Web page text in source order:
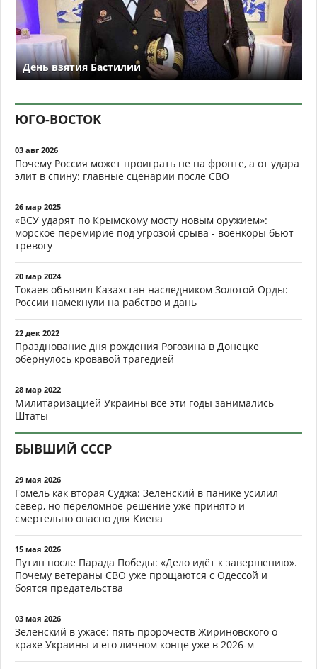
День взятия Бастилии
ЮГО-ВОСТОК
03 авг 2026
Почему Россия может проиграть не на фронте, а от удара
элит в спину: главные сценарии после СВО
26 мар 2025
«ВСУ ударят по Крымскому мосту новым оружием»:
морское перемирие под угрозой срыва - военкоры бьют
тревогу
20 мар 2024
Токаев объявил Казахстан наследником Золотой Орды:
России намекнули на рабство и дань
22 дек 2022
Празднование дня рождения Рогозина в Донецке
обернулось кровавой трагедией
28 мар 2022
Милитаризацией Украины все эти годы занимались
Штаты
БЫВШИЙ СССР
29 мая 2026
Гомель как вторая Суджа: Зеленский в панике усилил
север, но переломное решение уже принято и
смертельно опасно для Киева
15 мая 2026
Путин после Парада Победы: «Дело идёт к завершению».
Почему ветераны СВО уже прощаются с Одессой и
боятся предательства
03 мая 2026
Зеленский в ужасе: пять пророчеств Жириновского о
крахе Украины и его личном конце уже в 2026-м